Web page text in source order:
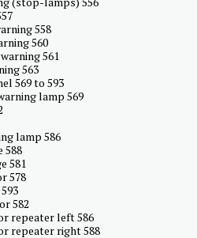
558
560
561
563
569 to 593
lamp 569
lamp 586
588
581
578
582
repeater left 586
repeater right 588